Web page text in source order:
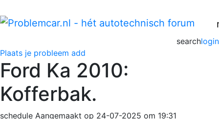
login
search
Plaats je probleem add
Ford Ka 2010:
Kofferbak.
schedule Aangemaakt op 24-07-2025 om 19:31